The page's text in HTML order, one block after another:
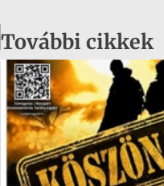
További cikkek